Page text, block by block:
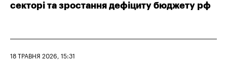
секторі та зростання дефіциту бюджету рф
18 ТРАВНЯ 2026, 15:31